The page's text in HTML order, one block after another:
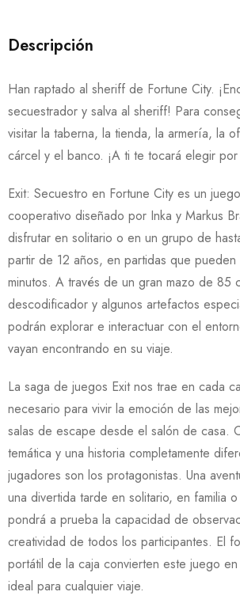
Descripción
Han raptado al sheriff de Fortune City.
secuestrador y salva al sheriff! Para
visitar la taberna, la tienda, la armería, la
cárcel y el banco. ¡A ti te tocará elegir
Exit: Secuestro en Fortune City es un
cooperativo diseñado por Inka y Markus
disfrutar en solitario o en un grupo de
partir de 12 años, en partidas que
minutos. A través de un gran mazo de 85
descodificador y algunos artefactos
podrán explorar e interactuar con el
vayan encontrando en su viaje.
La saga de juegos Exit nos trae en cada
necesario para vivir la emoción de las
salas de escape desde el salón de casa.
temática y una historia completamente
jugadores son los protagonistas. Una
una divertida tarde en solitario, en familia
pondrá a prueba la capacidad de
creatividad de todos los participantes. El
portátil de la caja convierten este juego
ideal para cualquier viaje.